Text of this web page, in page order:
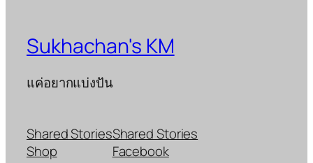
Sukhachan's KM
แค่อยากแบ่งปัน
Shared Stories
Shop
Shared Stories
Facebook